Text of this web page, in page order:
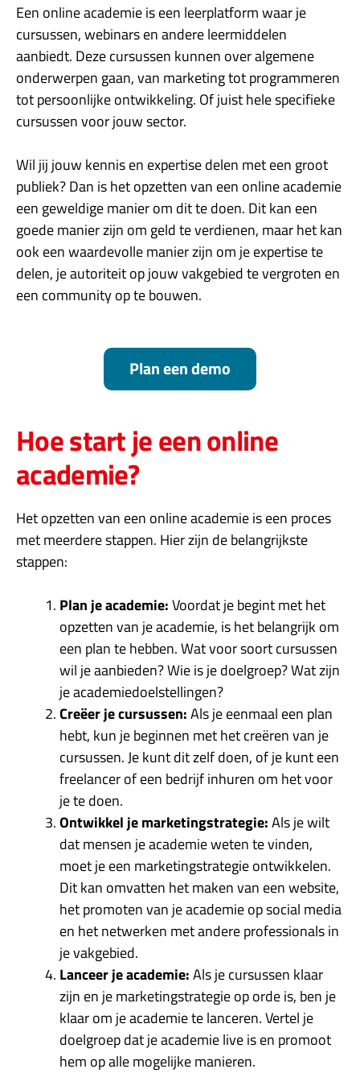
Een online academie is een leerplatform waar je
cursussen, webinars en andere leermiddelen
aanbiedt. Deze cursussen kunnen over algemene
onderwerpen gaan, van marketing tot programmeren
tot persoonlijke ontwikkeling. Of juist hele specifieke
cursussen voor jouw sector.
Wil jij jouw kennis en expertise delen met een groot
publiek? Dan is het opzetten van een online academie
een geweldige manier om dit te doen. Dit kan een
goede manier zijn om geld te verdienen, maar het kan
ook een waardevolle manier zijn om je expertise te
delen, je autoriteit op jouw vakgebied te vergroten en
een community op te bouwen.
Plan een demo
Hoe start je een online
academie?
Het opzetten van een online academie is een proces
met meerdere stappen. Hier zijn de belangrijkste
stappen:
Plan je academie:Voordat je begint met het
opzetten van je academie, is het belangrijk om
een plan te hebben. Wat voor soort cursussen
wil je aanbieden? Wie is je doelgroep? Wat zijn
je academiedoelstellingen?
Creëer je cursussen:Als je eenmaal een plan
hebt, kun je beginnen met het creëren van je
cursussen. Je kunt dit zelf doen, of je kunt een
freelancer of een bedrijf inhuren om het voor
je te doen.
Ontwikkel je marketingstrategie:Als je wilt
dat mensen je academie weten te vinden,
moet je een marketingstrategie ontwikkelen.
Dit kan omvatten het maken van een website,
het promoten van je academie op social media
en het netwerken met andere professionals in
je vakgebied.
Lanceer je academie:Als je cursussen klaar
zijn en je marketingstrategie op orde is, ben je
klaar om je academie te lanceren. Vertel je
doelgroep dat je academie live is en promoot
hem op alle mogelijke manieren.